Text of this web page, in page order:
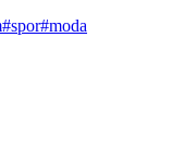
#spor#moda